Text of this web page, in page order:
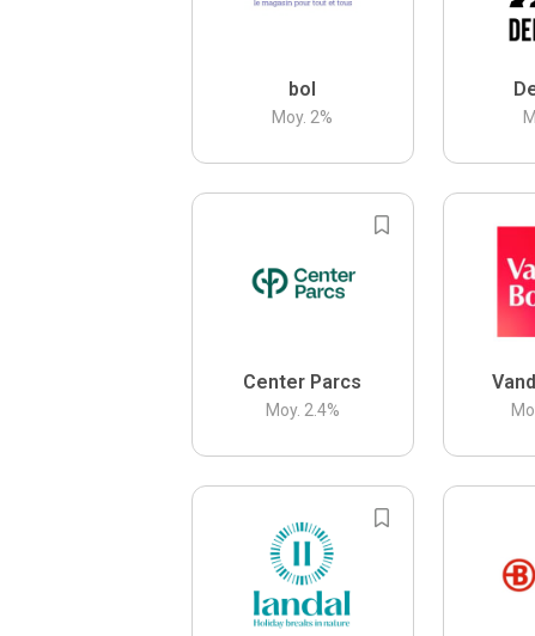
bol
Moy. 2%
Center Parcs
Moy. 2.4%